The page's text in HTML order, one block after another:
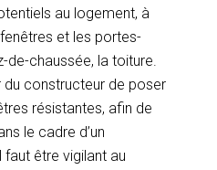
au logement, à
et les portes-
de-chaussée, la toiture.
du constructeur de poser
résistantes, afin de
le cadre d’un
être vigilant au